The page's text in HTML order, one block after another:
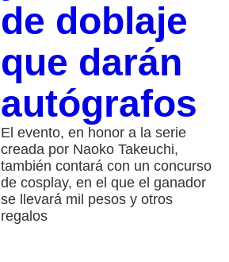
de doblaje
que darán
autógrafos
El evento, en honor a la serie
creada por Naoko Takeuchi,
también contará con un concurso
de cosplay, en el que el ganador
se llevará mil pesos y otros
regalos